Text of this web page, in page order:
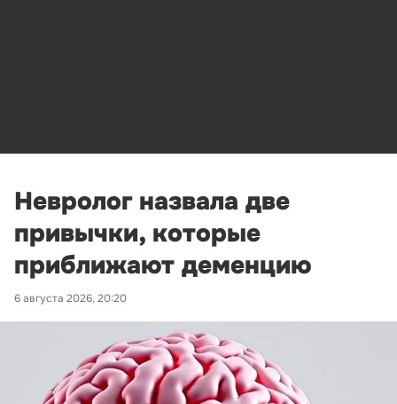
Невролог назвала две
привычки, которые
приближают деменцию
6 августа 2026, 20:20